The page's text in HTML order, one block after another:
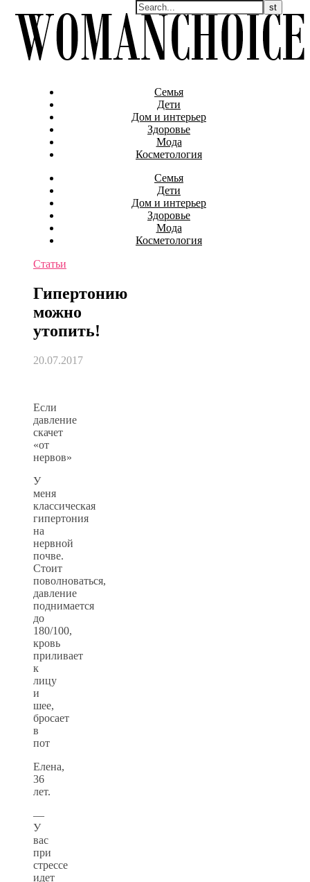
Семья
Дети
Дом и интерьер
Здоровье
Мода
Косметология
Семья
Дети
Дом и интерьер
Здоровье
Мода
Косметология
Статьи
Гипертонию
можно
утопить!
20.07.2017
Если
давление
скачет
«от
нервов»
У
меня
классическая
гипертония
на
нервной
почве.
Стоит
поволноваться,
давление
поднимается
до
180/100,
кровь
приливает
к
лицу
и
шее,
бросает
в
пот
Елена,
36
лет.
—
У
вас
при
стрессе
идет